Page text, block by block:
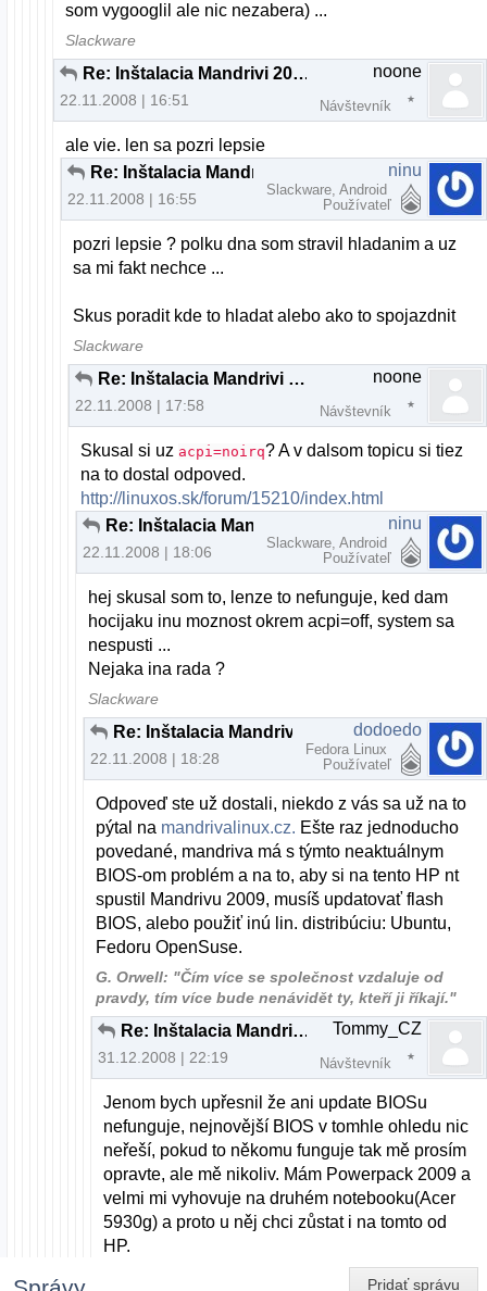
som vygooglil ale nic nezabera) ...
Slackware
Re: Inštalacia Mandrivi 2009 na notebook
22.11.2008 | 16:51
noone
Návštevník
ale vie. len sa pozri lepsie
22.11.2008 | 16:55
ninu
Slackware, Android
Používateľ
pozri lepsie ? polku dna som stravil hladanim a uz
sa mi fakt nechce ...
Skus poradit kde to hladat alebo ako to spojazdnit
Slackware
Re: Inštalacia Mandrivi 2009 na notebook
22.11.2008 | 17:58
noone
Návštevník
Skusal si uz acpi=noirq? A v dalsom topicu si tiez
na to dostal odpoved.
http://linuxos.sk/forum/15210/index.html
22.11.2008 | 18:06
ninu
Slackware, Android
Používateľ
hej skusal som to, lenze to nefunguje, ked dam
hocijaku inu moznost okrem acpi=off, system sa
nespusti ...
Nejaka ina rada ?
Slackware
22.11.2008 | 18:28
dodoedo
Fedora Linux
Používateľ
Odpoveď ste už dostali, niekdo z vás sa už na to
pýtal na mandrivalinux.cz. Ešte raz jednoducho
povedané, mandriva má s týmto neaktuálnym
BIOS-om problém a na to, aby si na tento HP nt
spustil Mandrivu 2009, musíš updatovať flash
BIOS, alebo použiť inú lin. distribúciu: Ubuntu,
Fedoru OpenSuse.
G. Orwell: "Čím více se společnost vzdaluje od
pravdy, tím více bude nenávidět ty, kteří ji říkají."
Re: Inštalacia Mandrivi 2009 na notebook
31.12.2008 | 22:19
Tommy_CZ
Návštevník
Jenom bych upřesnil že ani update BIOSu
nefunguje, nejnovější BIOS v tomhle ohledu nic
neřeší, pokud to někomu funguje tak mě prosím
opravte, ale mě nikoliv. Mám Powerpack 2009 a
velmi mi vyhovuje na druhém notebooku(Acer
5930g) a proto u něj chci zůstat i na tomto od
HP.
Pridať správu